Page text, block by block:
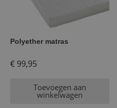
Polyether matras
€ 99,95
Toevoegen aan
winkelwagen